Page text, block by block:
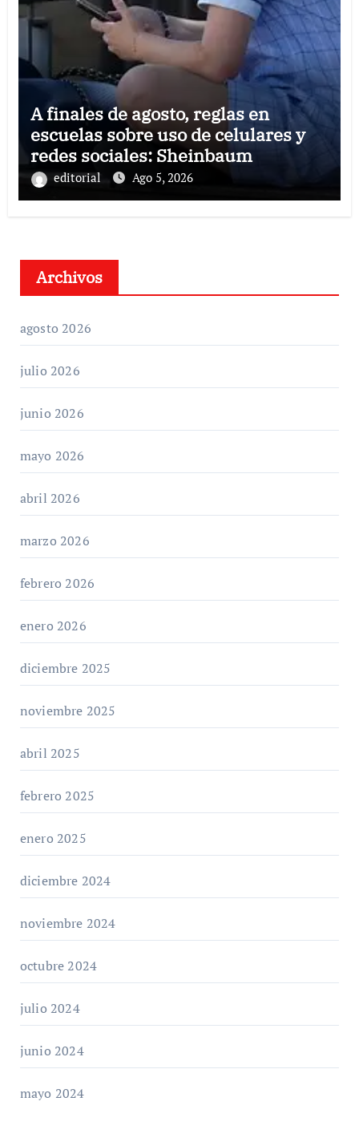
A finales de agosto, reglas en
escuelas sobre uso de celulares y
redes sociales: Sheinbaum
editorial Ago 5, 2026
Archivos
agosto 2026
julio 2026
junio 2026
mayo 2026
abril 2026
marzo 2026
febrero 2026
enero 2026
diciembre 2025
noviembre 2025
abril 2025
febrero 2025
enero 2025
diciembre 2024
noviembre 2024
octubre 2024
julio 2024
junio 2024
mayo 2024